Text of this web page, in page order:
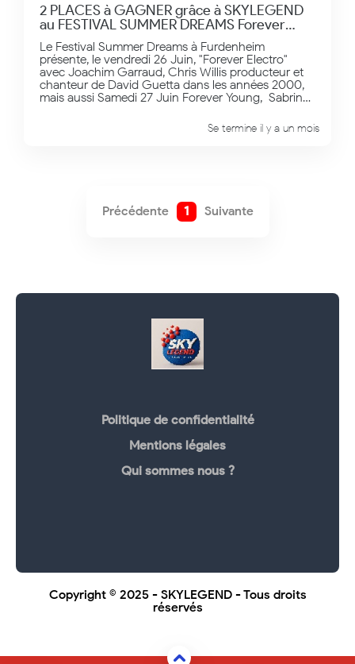
2 PLACES à GAGNER grâce à SKYLEGEND
au FESTIVAL SUMMER DREAMS Forever
Electro du 26 Juin Prochain à Furdenheim
(67)
Le Festival Summer Dreams à Furdenheim
présente, le vendredi 26 Juin, "Forever Electro"
avec Joachim Garraud, Chris Willis producteur et
chanteur de David Guetta dans les années 2000,
mais aussi Samedi 27 Juin Forever Young, Sabrina,
Masterboy et Nils Van Zandt, Worlds Apart, Billy
Crawford, Benassi Bros Feat Dany. Les 26 et 27
enverrez avec votre adresse mail.
Se termine il y a un mois
Précédente 1 Suivante
Politique de confidentialité
Mentions légales
Qui sommes nous ?
Copyright © 2025 - SKYLEGEND- Tous droits
réservés